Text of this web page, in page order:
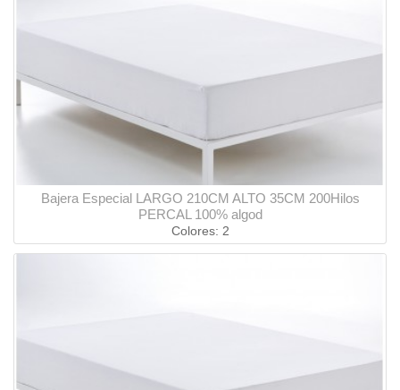
Bajera Especial LARGO 210CM ALTO 35CM 200Hilos
PERCAL 100% algod
Colores: 2